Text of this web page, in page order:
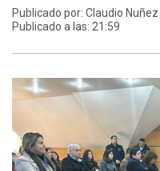
Publicado por: Claudio Nuñez |
Publicado a las: 21:59